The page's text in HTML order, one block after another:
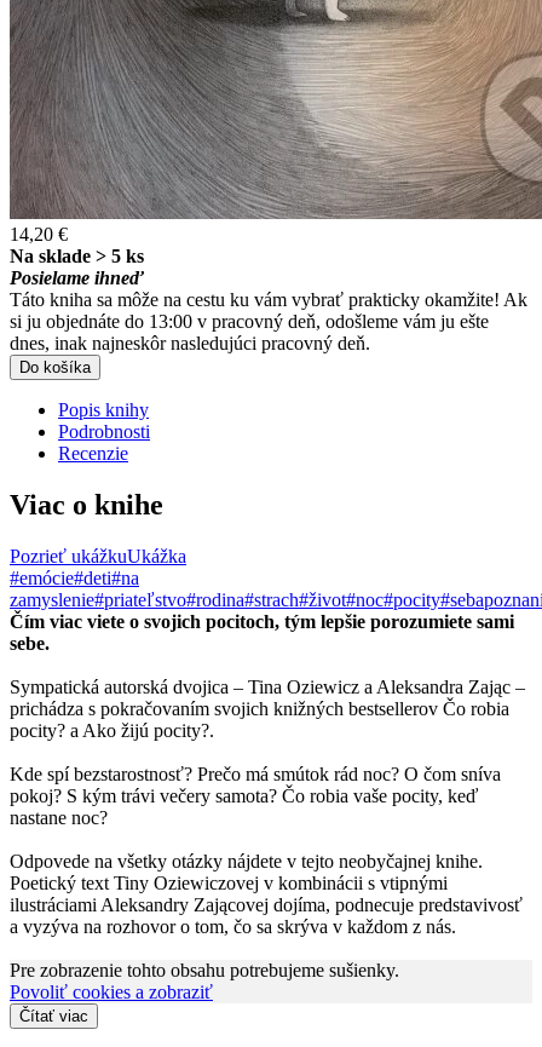
14,20 €
Na sklade > 5 ks
Posielame ihneď
Táto kniha sa môže na cestu ku vám vybrať prakticky okamžite! Ak
si ju objednáte do 13:00 v pracovný deň, odošleme vám ju ešte
dnes, inak najneskôr nasledujúci pracovný deň.
Do košíka
Popis knihy
Podrobnosti
Recenzie
Viac o knihe
Pozrieť ukážkuUkážka
#emócie#deti#na
zamyslenie#priateľstvo#rodina#strach#život#noc#pocity
Čím viac viete o svojich pocitoch, tým lepšie porozumiete sami
sebe.
Sympatická autorská dvojica – Tina Oziewicz a Aleksandra Zając –
prichádza s pokračovaním svojich knižných bestsellerov Čo robia
pocity? a Ako žijú pocity?.
Kde spí bezstarostnosť? Prečo má smútok rád noc? O čom sníva
pokoj? S kým trávi večery samota? Čo robia vaše pocity, keď
nastane noc?
Odpovede na všetky otázky nájdete v tejto neobyčajnej knihe.
Poetický text Tiny Oziewiczovej v kombinácii s vtipnými
ilustráciami Aleksandry Zającovej dojíma, podnecuje predstavivosť
a vyzýva na rozhovor o tom, čo sa skrýva v každom z nás.
Pre zobrazenie tohto obsahu potrebujeme sušienky.
Povoliť cookies a zobraziť
Čítať viac